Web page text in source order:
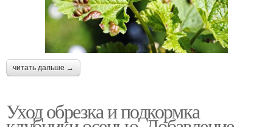
читать дальше →
Уход обрезка и подкормка